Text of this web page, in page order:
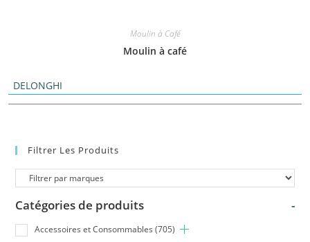
Moulin à Café
Moulin à café
DELONGHI
Filtrer Les Produits
Catégories de produits -
Accessoires et Consommables (705)